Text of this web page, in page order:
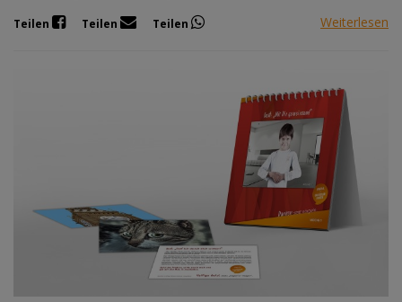
Teilen Teilen Teilen Weiterlesen